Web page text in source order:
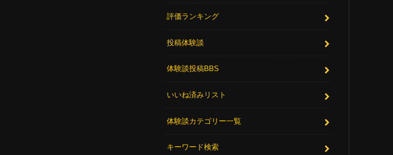
評価ランキング
投稿体験談
体験談投稿BBS
いいね済みリスト
体験談カテゴリー一覧
キーワード検索